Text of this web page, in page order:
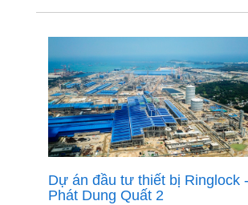
Dự án đầu tư thiết bị Ringlock
Phát Dung Quất 2